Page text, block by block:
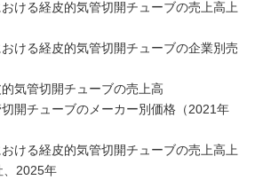
おける経皮的気管切開チューブの売上高上
おける経皮的気管切開チューブの企業別売
気管切開チューブの売上高
切開チューブのメーカー別価格（2021年
おける経皮的気管切開チューブの売上高上
、2025年